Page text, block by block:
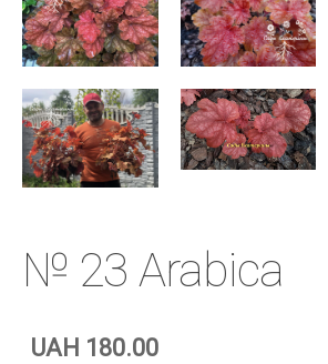
№ 23 Arabica
UAH 180.00